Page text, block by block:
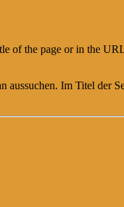
of the page or in the
Im Titel der